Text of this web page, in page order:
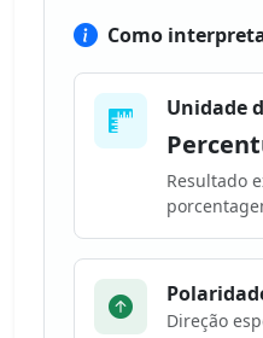
Como
Unidade
Resultado
Direção